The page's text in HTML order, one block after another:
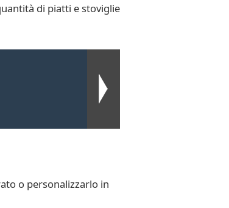
di piatti e stoviglie
o personalizzarlo in